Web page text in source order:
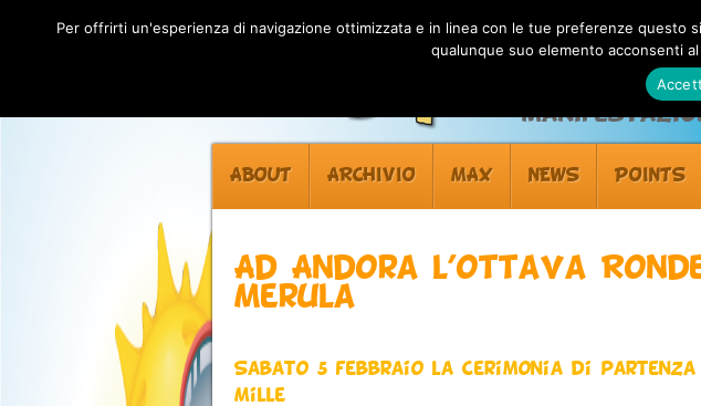
ABOUT ARCHIVIO MAX NEWS POINTS
Ad Andora l’ottava
Merula
Sabato 5 febbraio la cerimonia di partenza
Mille
Per offrirti un'esperienza di navigazione ottimizzata e in linea con le tue preferenze
qualunque suo elemento acconsenti